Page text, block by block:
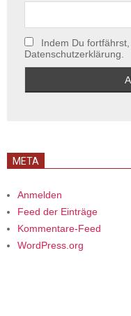
Indem Du
Datenschutzerklärung.
META
Anmelden
Feed der Einträge
Kommentare-Feed
WordPress.org